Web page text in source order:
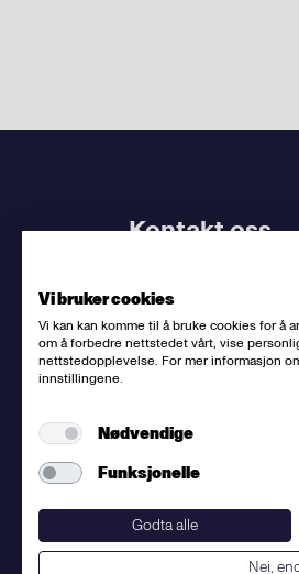
Kontakt oss
dem.
Sentralbord:(+47)
Fellesforbundet
Om personvern og
Vi bruker cookies
Vi kan kan komme til å bruke cookies for å
om å forbedre nettstedet vårt, vise
nettstedopplevelse. For mer informasjon
innstillingene.
Nødvendige
Funksjonelle
Godta alle
Nei,